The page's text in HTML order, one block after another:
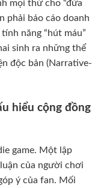
mọi thứ cho “đứa
phải báo cáo doanh
năng “hút máu”
sinh ra những thể
độc bản (Narrative-
hiểu cộng đồng
game. Một lập
của người chơi
ý của fan. Mối